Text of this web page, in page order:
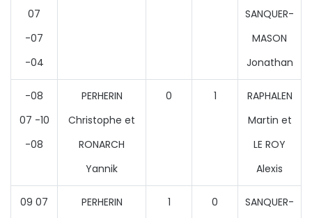
07
-07
-04
SANQUER-
MASON
Jonathan
-08
07 -10
-08
PERHERIN
Christophe et
RONARCH
Yannik
0 1
RAPHALEN
Martin et
LE ROY
Alexis
09 07
PERHERIN
1 0
SANQUER-